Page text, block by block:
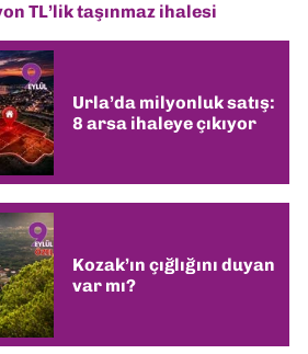
TL’lik taşınmaz ihalesi
Urla’da milyonluk satış:
8 arsa ihaleye çıkıyor
Kozak’ın çığlığını duyan
var mı?